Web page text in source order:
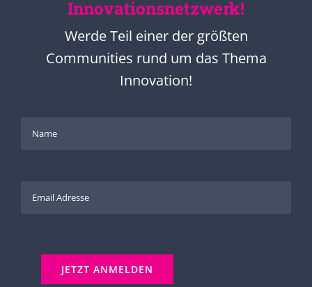
Innovationsnetzwerk!
Werde Teil einer der größten
Communities rund um das Thema
Innovation!